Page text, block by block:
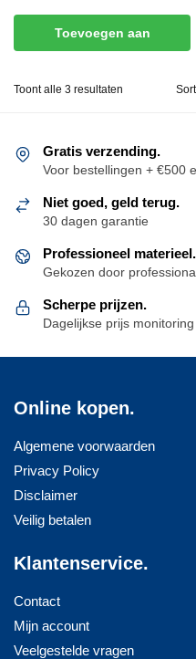
Toevoegen aan
Toont alle 3 resultaten Gesorteerd
Gratis verzending.
Voor bestellingen + €500
Niet goed, geld terug.
30 dagen garantie
Professioneel materieel.
Gekozen door
Scherpe prijzen.
Dagelijkse prijs monitoring
Online kopen.
Algemene voorwaarden
Privacy Policy
Disclaimer
Veilig betalen
Klantenservice.
Contact
Mijn account
Veelgestelde vragen